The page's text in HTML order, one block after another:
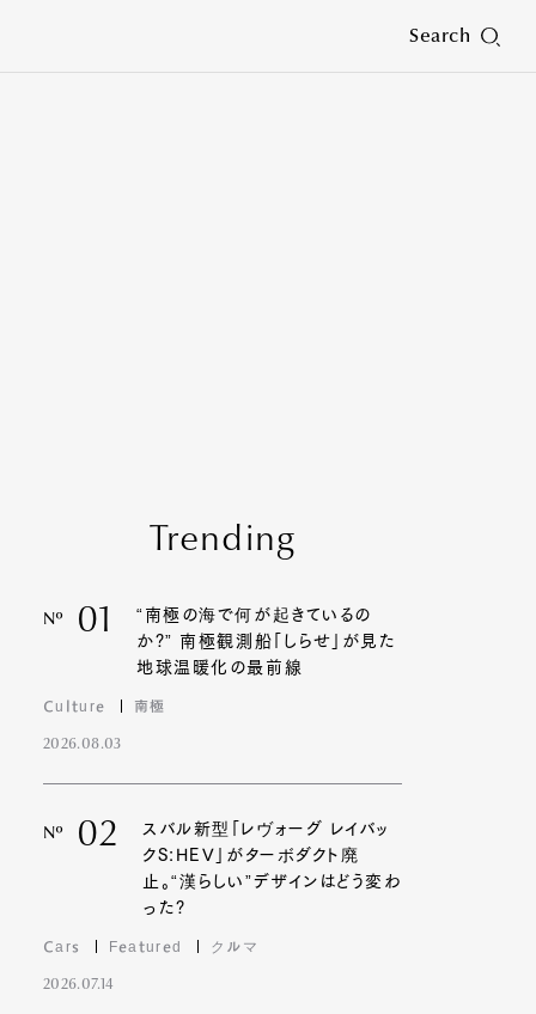
Search
Trending
Nº 01
“南極の海で何が起きているの
か?” 南極観測船「しらせ」が見た
地球温暖化の最前線
Culture 南極
2026.08.03
Nº 02
スバル新型「レヴォーグ レイバッ
クS:HEV」がターボダクト廃
止。“漢らしい”デザインはどう変わ
った?
Cars Featured クルマ
2026.07.14